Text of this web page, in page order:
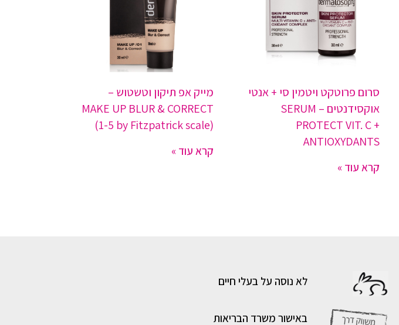
סרום פרוטקט ויטמין סי + אנטי
אוקסידנטים – SERUM
PROTECT VIT. C +
ANTIOXYDANTS
קרא עוד »
מייק אפ תיקון וטשטוש –
MAKE UP BLUR & CORRECT
(1-5 by Fitzpatrick scale)
קרא עוד »
לא נוסה על בעלי חיים
באישור משרד הבריאות